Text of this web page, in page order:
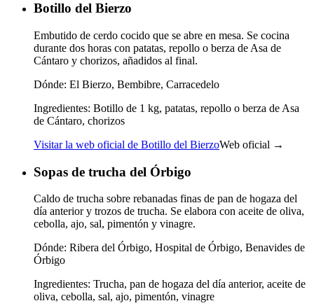
Botillo del Bierzo
Embutido de cerdo cocido que se abre en mesa. Se cocina
durante dos horas con patatas, repollo o berza de Asa de
Cántaro y chorizos, añadidos al final.
Dónde: El Bierzo, Bembibre, Carracedelo
Ingredientes: Botillo de 1 kg, patatas, repollo o berza de Asa
de Cántaro, chorizos
Visitar la web oficial de Botillo del BierzoWeb oficial →
Sopas de trucha del Órbigo
Caldo de trucha sobre rebanadas finas de pan de hogaza del
día anterior y trozos de trucha. Se elabora con aceite de oliva,
cebolla, ajo, sal, pimentón y vinagre.
Dónde: Ribera del Órbigo, Hospital de Órbigo, Benavides de
Órbigo
Ingredientes: Trucha, pan de hogaza del día anterior, aceite de
oliva, cebolla, sal, ajo, pimentón, vinagre